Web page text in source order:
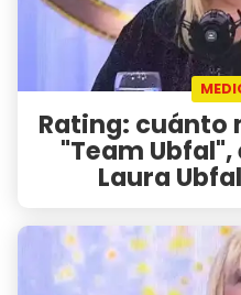
Rating: cuánto
"Team
Laura